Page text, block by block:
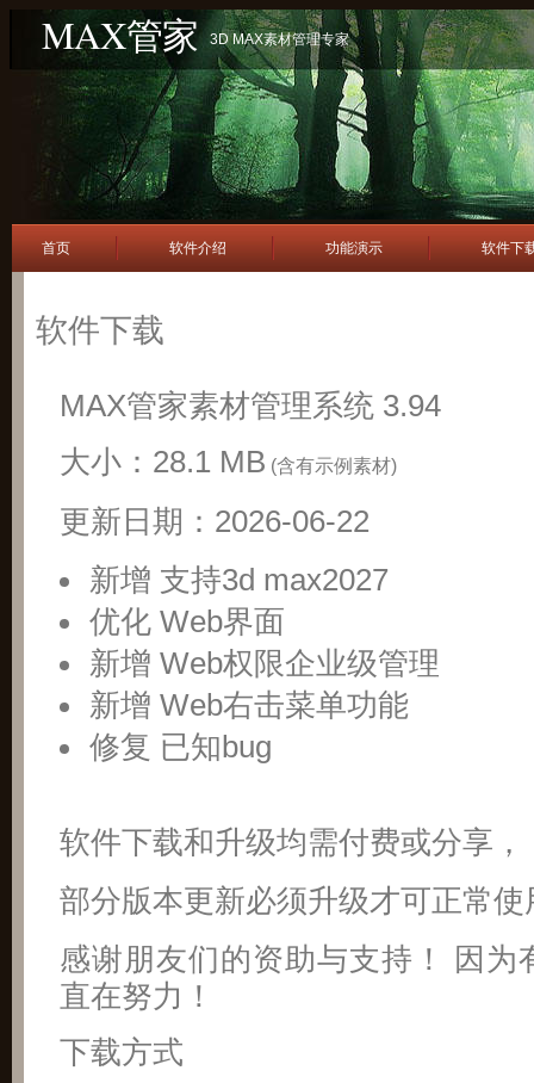
MAX管家 3D MAX素材管理专家
首页 软件介绍 功能演示 软件下
软件下载
MAX管家素材管理系统 3.94
大小：28.1 MB (含有示例素材)
更新日期：2026-06-22
新增 支持3d max2027
优化 Web界面
新增 Web权限企业级管理
新增 Web右击菜单功能
修复 已知bug
软件下载和升级均需付费或分享，
部分版本更新必须升级才可正常使
感谢朋友们的资助与支持！ 因为
直在努力！
下载方式